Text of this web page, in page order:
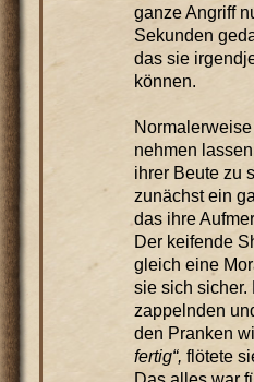
ganze Angriff
Sekunden
das sie
können.
nehmen
ihrer Beute zu
zunächst ein
das ihre
Der keifende
gleich eine
sie sich sicher.
zappelnden
den Pranken
fertig“, flötete